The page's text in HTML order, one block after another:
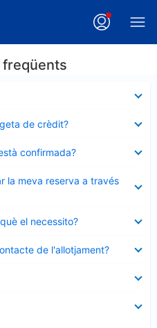
freqüents
de crèdit?
confirmada?
la meva reserva a través
el necessito?
de l'allotjament?